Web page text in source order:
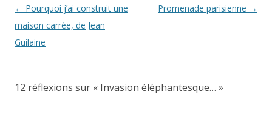
Navigation
des
articles
← Pourquoi j’ai construit une
maison carrée, de Jean
Guilaine
Promenade parisienne →
12 réflexions sur « Invasion éléphantesque… »